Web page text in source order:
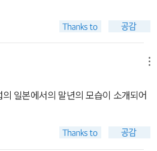
리고 이를 전10권의 책으로 묶어내는
을 다시 검토하고 전면적으로 수정했
리는 황석영의 ‘현대식 교량’ 위를 건
풍경을 만날 수 있게 되었다. 이 작
넘는다. 우리는 흔히 ‘한국 근현대문
혹은 너무도 자명하다는 듯 그 시작점
석영은 이광수로부터 연원하는 한국
치고 염상섭을 그 시작으로 두었다. 그
일본에서의 말년의 모습이 소개되어